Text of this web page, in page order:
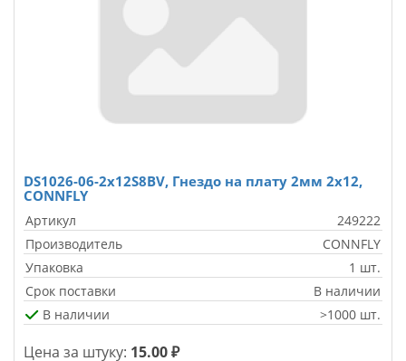
DS1026-06-2x12S8BV, Гнездо на плату 2мм 2х12,
CONNFLY
Артикул
249222
Производитель
CONNFLY
Упаковка
1 шт.
Срок поставки
В наличии
В наличии
>1000 шт.
Цена за штуку: 15.00 ₽